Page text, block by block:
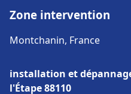
Zone intervention
Montchanin, France
installation et
l'Étape 88110